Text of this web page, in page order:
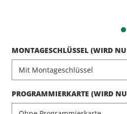
MONTAGESCHLÜSSEL (WIRD
PROGRAMMIERKARTE (WIRD